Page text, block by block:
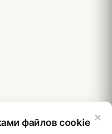
×
файлов cookie